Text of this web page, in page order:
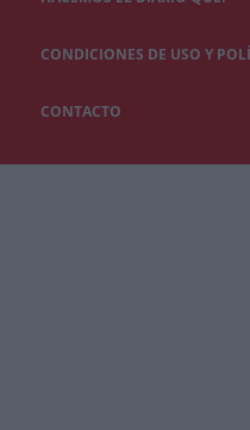
CONDICIONES DE USO Y
CONTACTO